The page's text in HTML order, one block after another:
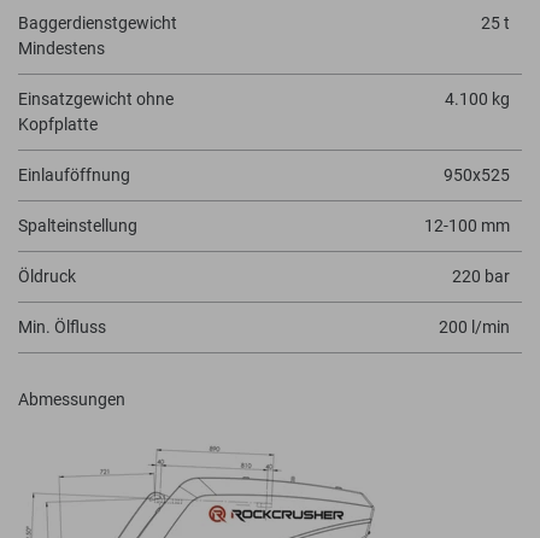
Baggerdienstgewicht
Mindestens
25 t
Einsatzgewicht ohne
Kopfplatte
4.100 kg
Einlauföffnung 950x525
Spalteinstellung 12-100 mm
Öldruck 220 bar
Min. Ölfluss 200 l/min
Abmessungen